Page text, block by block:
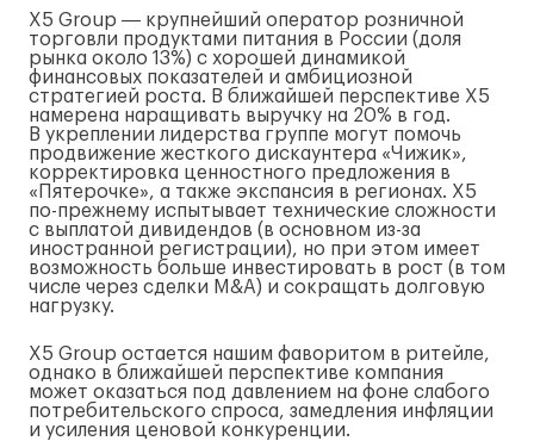
X5 Group ― крупнейший оператор розничной
торговли продуктами питания в России (доля
рынка около 13%) с хорошей динамикой
финансовых показателей и амбициозной
стратегией роста. В ближайшей перспективе X5
намерена наращивать выручку на 20% в год.
В укреплении лидерства группе могут помочь
продвижение жесткого дискаунтера «Чижик»,
корректировка ценностного предложения в
«Пятерочке», а также экспансия в регионах. X5
по-прежнему испытывает технические сложности
с выплатой дивидендов (в основном из-за
иностранной регистрации), но при этом имеет
возможность больше инвестировать в рост (в том
числе через сделки M&A) и сокращать долговую
нагрузку.
X5 Group остается нашим фаворитом в ритейле,
однако в ближайшей перспективе компания
может оказаться под давлением на фоне слабого
потребительского спроса, замедления инфляции
и усиления ценовой конкуренции.